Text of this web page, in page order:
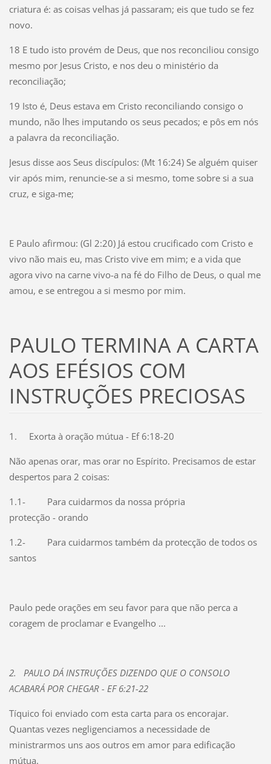
criatura é: as coisas velhas já passaram; eis que tudo se fez
novo.
18 E tudo isto provém de Deus, que nos reconciliou consigo
mesmo por Jesus Cristo, e nos deu o ministério da
reconciliação;
19 Isto é, Deus estava em Cristo reconciliando consigo o
mundo, não lhes imputando os seus pecados; e pôs em nós
a palavra da reconciliação.
Jesus disse aos Seus discípulos: (Mt 16:24) Se alguém quiser
vir após mim, renuncie-se a si mesmo, tome sobre si a sua
cruz, e siga-me;
E Paulo afirmou: (Gl 2:20) Já estou crucificado com Cristo e
vivo não mais eu, mas Cristo vive em mim; e a vida que
agora vivo na carne vivo-a na fé do Filho de Deus, o qual me
amou, e se entregou a si mesmo por mim.
PAULO TERMINA A CARTA
AOS EFÉSIOS COM
INSTRUÇÕES PRECIOSAS
1. Exorta à oração mútua - Ef 6:18-20
Não apenas orar, mas orar no Espírito. Precisamos de estar
despertos para 2 coisas:
1.1-
Para cuidarmos da nossa própria
protecção - orando
1.2-
Para cuidarmos também da protecção de todos os
santos
Paulo pede orações em seu favor para que não perca a
coragem de proclamar e Evangelho ...
2.
PAULO DÁ INSTRUÇÕES DIZENDO QUE O CONSOLO
ACABARÁ POR CHEGAR - EF 6:21-22
Tíquico foi enviado com esta carta para os encorajar.
Quantas vezes negligenciamos a necessidade de
ministrarmos uns aos outros em amor para edificação
mútua.